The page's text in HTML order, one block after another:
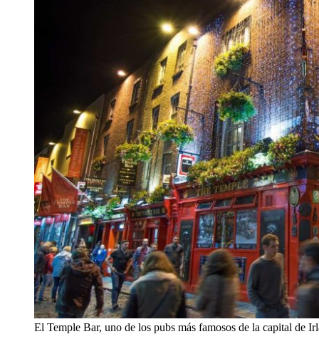
El Temple Bar, uno de los pubs más famosos de la capital de